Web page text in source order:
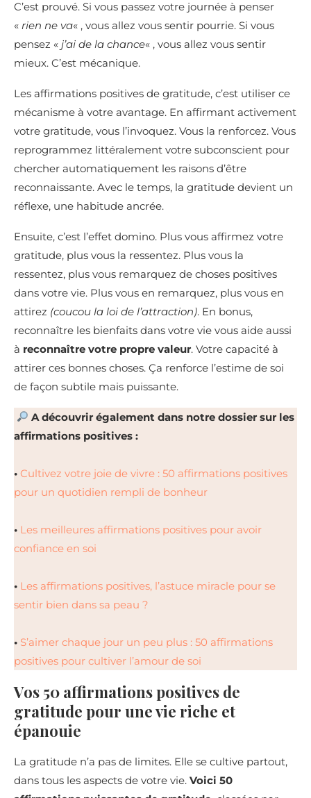
C’est prouvé. Si vous passez votre journée à penser
« rien ne va« , vous allez vous sentir pourrie. Si vous
pensez « j’ai de la chance« , vous allez vous sentir
mieux. C’est mécanique.
Les affirmations positives de gratitude, c’est utiliser ce
mécanisme à votre avantage. En affirmant activement
votre gratitude, vous l’invoquez. Vous la renforcez. Vous
reprogrammez littéralement votre subconscient pour
chercher automatiquement les raisons d’être
reconnaissante. Avec le temps, la gratitude devient un
réflexe, une habitude ancrée.
Ensuite, c’est l’effet domino. Plus vous affirmez votre
gratitude, plus vous la ressentez. Plus vous la
ressentez, plus vous remarquez de choses positives
dans votre vie. Plus vous en remarquez, plus vous en
attirez (coucou la loi de l’attraction). En bonus,
reconnaître les bienfaits dans votre vie vous aide aussi
à reconnaître votre propre valeur. Votre capacité à
attirer ces bonnes choses. Ça renforce l’estime de soi
de façon subtile mais puissante.
A découvrir également dans notre dossier sur les
affirmations positives :
• Cultivez votre joie de vivre : 50 affirmations positives
pour un quotidien rempli de bonheur
• Les meilleures affirmations positives pour avoir
confiance en soi
• Les affirmations positives, l’astuce miracle pour se
sentir bien dans sa peau ?
• S’aimer chaque jour un peu plus : 50 affirmations
positives pour cultiver l’amour de soi
Vos 50 affirmations positives de
gratitude pour une vie riche et
épanouie
La gratitude n’a pas de limites. Elle se cultive partout,
dans tous les aspects de votre vie. Voici 50